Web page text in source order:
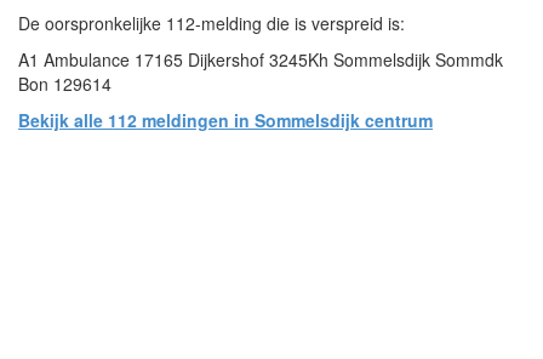
De oorspronkelijke 112-melding die is verspreid is:
A1 Ambulance 17165 Dijkershof 3245Kh Sommelsdijk Sommdk
Bon 129614
Bekijk alle 112 meldingen in Sommelsdijk centrum